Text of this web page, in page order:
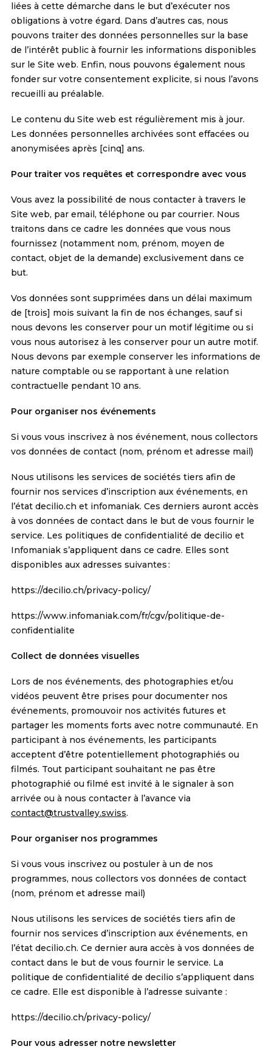
liées à cette démarche dans le but d’exécuter nos
obligations à votre égard. Dans d’autres cas, nous
pouvons traiter des données personnelles sur la base
de l’intérêt public à fournir les informations disponibles
sur le Site web. Enfin, nous pouvons également nous
fonder sur votre consentement explicite, si nous l’avons
recueilli au préalable.
Le contenu du Site web est régulièrement mis à jour.
Les données personnelles archivées sont effacées ou
anonymisées après [cinq] ans.
Pour traiter vos requêtes et correspondre avec vous
Vous avez la possibilité de nous contacter à travers le
Site web, par email, téléphone ou par courrier. Nous
traitons dans ce cadre les données que vous nous
fournissez (notamment nom, prénom, moyen de
contact, objet de la demande) exclusivement dans ce
but.
Vos données sont supprimées dans un délai maximum
de [trois] mois suivant la fin de nos échanges, sauf si
nous devons les conserver pour un motif légitime ou si
vous nous autorisez à les conserver pour un autre motif.
Nous devons par exemple conserver les informations de
nature comptable ou se rapportant à une relation
contractuelle pendant 10 ans.
Pour organiser nos événements
Si vous vous inscrivez à nos événement, nous collectors
vos données de contact (nom, prénom et adresse mail)
Nous utilisons les services de sociétés tiers afin de
fournir nos services d’inscription aux événements, en
l’état decilio.ch et infomaniak. Ces derniers auront accès
à vos données de contact dans le but de vous fournir le
service. Les politiques de confidentialité de decilio et
Infomaniak s’appliquent dans ce cadre. Elles sont
disponibles aux adresses suivantes :
https://decilio.ch/privacy-policy/
https://www.infomaniak.com/fr/cgv/politique-de-
confidentialite
Collect de données visuelles
Lors de nos événements, des photographies et/ou
vidéos peuvent être prises pour documenter nos
événements, promouvoir nos activités futures et
partager les moments forts avec notre communauté. En
participant à nos événements, les participants
acceptent d’être potentiellement photographiés ou
filmés. Tout participant souhaitant ne pas être
photographié ou filmé est invité à le signaler à son
arrivée ou à nous contacter à l’avance via
contact@trustvalley.swiss.
Pour organiser nos programmes
Si vous vous inscrivez ou postuler à un de nos
programmes, nous collectors vos données de contact
(nom, prénom et adresse mail)
Nous utilisons les services de sociétés tiers afin de
fournir nos services d’inscription aux événements, en
l’état decilio.ch. Ce dernier aura accès à vos données de
contact dans le but de vous fournir le service. La
politique de confidentialité de decilio s’appliquent dans
ce cadre. Elle est disponible à l’adresse suivante :
https://decilio.ch/privacy-policy/
Pour vous adresser notre newsletter